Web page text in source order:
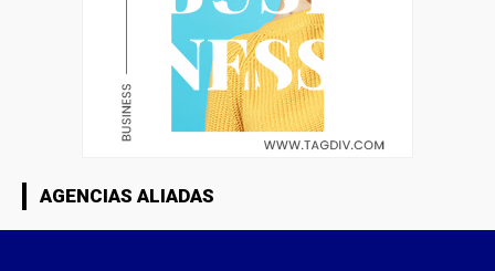
AGENCIAS ALIADAS